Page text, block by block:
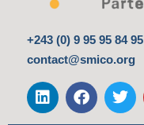
+243 (0) 9 95 95 84 95
contact@smico.org
i
n
a
c
w
i